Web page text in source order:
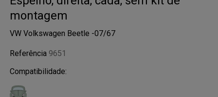
montagem
VW Volkswagen Beetle -07/67
Referência 9651
Compatibilidade: